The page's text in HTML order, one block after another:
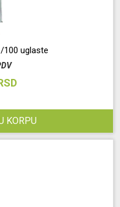
100 uglaste
KORPU